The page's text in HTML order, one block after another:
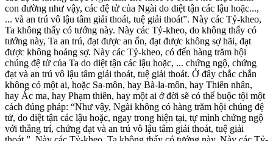
con đường như vậy, các đệ tử của Ngài do diệt tận các lậu hoặc...,
... và an trú vô lậu tâm giải thoát, tuệ giải thoát”. Này các Tỷ-kheo,
Ta không thấy có tướng này. Này các Tỷ-kheo, do không thấy có
tướng này, Ta an trú, đạt được an ổn, đạt được không sợ hãi, đạt
được không hoảng sợ. Này các Tỷ-kheo, có đến hàng trăm hội
chúng đệ tử của Ta do diệt tận các lậu hoặc, ... chứng ngộ, chứng
đạt và an trú vô lậu tâm giải thoát, tuệ giải thoát. Ở đây chắc chắn
không có một ai, hoặc Sa-môn, hay Bà-la-môn, hay Thiên nhân,
hay Ác ma, hay Phạm thiên, hay một ai ở đời sẽ có thể buộc tội một
cách đúng pháp: “Như vậy, Ngài không có hàng trăm hội chúng đệ
tử, do diệt tận các lậu hoặc, ngay trong hiện tại, tự mình chứng ngộ
với thắng trí, chứng đạt và an trú vô lậu tâm giải thoát, tuệ giải